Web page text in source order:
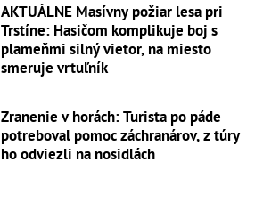
AKTUÁLNE Masívny požiar lesa pri
Trstíne: Hasičom komplikuje boj s
plameňmi silný vietor, na miesto
smeruje vrtuľník
Zranenie v horách: Turista po páde
potreboval pomoc záchranárov, z túry
ho odviezli na nosidlách